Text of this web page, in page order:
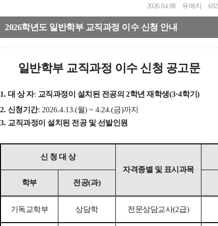
2026.04.08 유예지 692
2026학년도 일반학부 교직과정 이수 신청 안내
일반학부 교직과정 이수 신청 공고문
1. 대 상 자: 교직과정이 설치된 전공의 2학년 재학생(3·4학기)
2. 신청기간: 2026.4.13.(월) ~ 4.24.(금)까지
3. 교직과정이 설치된 전공 및 선발인원
신 청 대 상
자격종별 및 표시과목
학부
전공(과)
기독교학부 상담학 전문상담교사(2급)